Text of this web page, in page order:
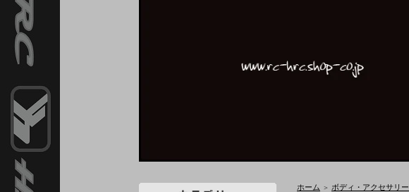
ホーム ＞ ボディ・アクセサリー